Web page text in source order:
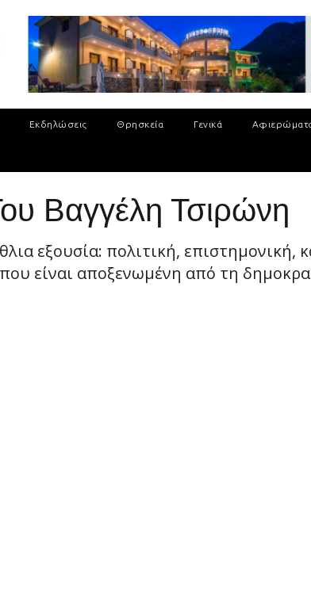
Εκδηλώσεις Θρησκεία Γενικά
Βαγγέλη Τσιρώνη
εξουσία: πολιτική, επιστημονική,
είναι αποξενωμένη από τη